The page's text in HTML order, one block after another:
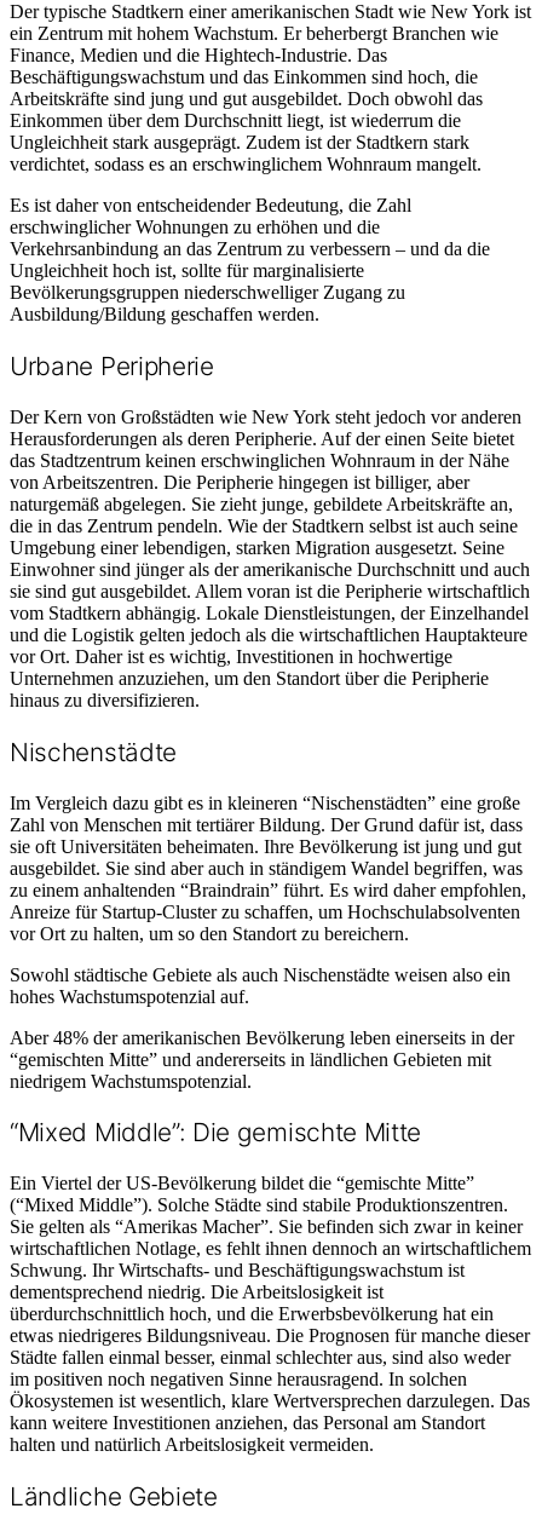
Der typische Stadtkern einer amerikanischen Stadt wie New York ist
ein Zentrum mit hohem Wachstum. Er beherbergt Branchen wie
Finance, Medien und die Hightech-Industrie. Das
Beschäftigungswachstum und das Einkommen sind hoch, die
Arbeitskräfte sind jung und gut ausgebildet. Doch obwohl das
Einkommen über dem Durchschnitt liegt, ist wiederrum die
Ungleichheit stark ausgeprägt. Zudem ist der Stadtkern stark
verdichtet, sodass es an erschwinglichem Wohnraum mangelt.
Es ist daher von entscheidender Bedeutung, die Zahl
erschwinglicher Wohnungen zu erhöhen und die
Verkehrsanbindung an das Zentrum zu verbessern – und da die
Ungleichheit hoch ist, sollte für marginalisierte
Bevölkerungsgruppen niederschwelliger Zugang zu
Ausbildung/Bildung geschaffen werden.
Urbane Peripherie
Der Kern von Großstädten wie New York steht jedoch vor anderen
Herausforderungen als deren Peripherie. Auf der einen Seite bietet
das Stadtzentrum keinen erschwinglichen Wohnraum in der Nähe
von Arbeitszentren. Die Peripherie hingegen ist billiger, aber
naturgemäß abgelegen. Sie zieht junge, gebildete Arbeitskräfte an,
die in das Zentrum pendeln. Wie der Stadtkern selbst ist auch seine
Umgebung einer lebendigen, starken Migration ausgesetzt. Seine
Einwohner sind jünger als der amerikanische Durchschnitt und auch
sie sind gut ausgebildet. Allem voran ist die Peripherie wirtschaftlich
vom Stadtkern abhängig. Lokale Dienstleistungen, der Einzelhandel
und die Logistik gelten jedoch als die wirtschaftlichen Hauptakteure
vor Ort. Daher ist es wichtig, Investitionen in hochwertige
Unternehmen anzuziehen, um den Standort über die Peripherie
hinaus zu diversifizieren.
Nischenstädte
Im Vergleich dazu gibt es in kleineren “Nischenstädten” eine große
Zahl von Menschen mit tertiärer Bildung. Der Grund dafür ist, dass
sie oft Universitäten beheimaten. Ihre Bevölkerung ist jung und gut
ausgebildet. Sie sind aber auch in ständigem Wandel begriffen, was
zu einem anhaltenden “Braindrain” führt. Es wird daher empfohlen,
Anreize für Startup-Cluster zu schaffen, um Hochschulabsolventen
vor Ort zu halten, um so den Standort zu bereichern.
Sowohl städtische Gebiete als auch Nischenstädte weisen also ein
hohes Wachstumspotenzial auf.
Aber 48% der amerikanischen Bevölkerung leben einerseits in der
“gemischten Mitte” und andererseits in ländlichen Gebieten mit
niedrigem Wachstumspotenzial.
“Mixed Middle”: Die gemischte Mitte
Ein Viertel der US-Bevölkerung bildet die “gemischte Mitte”
(“Mixed Middle”). Solche Städte sind stabile Produktionszentren.
Sie gelten als “Amerikas Macher”. Sie befinden sich zwar in keiner
wirtschaftlichen Notlage, es fehlt ihnen dennoch an wirtschaftlichem
Schwung. Ihr Wirtschafts- und Beschäftigungswachstum ist
dementsprechend niedrig. Die Arbeitslosigkeit ist
überdurchschnittlich hoch, und die Erwerbsbevölkerung hat ein
etwas niedrigeres Bildungsniveau. Die Prognosen für manche dieser
Städte fallen einmal besser, einmal schlechter aus, sind also weder
im positiven noch negativen Sinne herausragend. In solchen
Ökosystemen ist wesentlich, klare Wertversprechen darzulegen. Das
kann weitere Investitionen anziehen, das Personal am Standort
halten und natürlich Arbeitslosigkeit vermeiden.
Ländliche Gebiete